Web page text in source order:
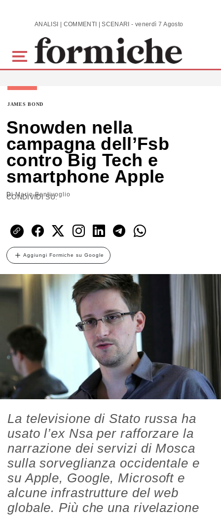
Skip to main content ANALISI | COMMENTI | SCENARI - venerdì 7 Agosto 2026
JAMES BOND
Snowden nella
campagna dell’Fsb
contro Big Tech e
smartphone Apple
DiMario Bentivoglio
CONDIVIDI SU:
Aggiungi Formiche su Google
La televisione di Stato russa ha
usato l’ex Nsa per rafforzare la
narrazione dei servizi di Mosca
sulla sorveglianza occidentale e
su Apple, Google, Microsoft e
alcune infrastrutture del web
globale. Più che una rivelazione